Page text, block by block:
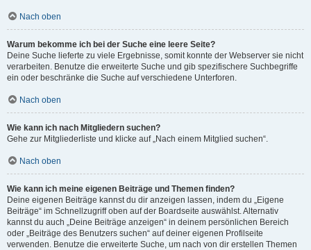
Nach oben
Warum bekomme ich bei der Suche eine leere Seite?
Deine Suche lieferte zu viele Ergebnisse, somit konnte der Webserver sie nicht
verarbeiten. Benutze die erweiterte Suche und gib spezifischere Suchbegriffe
ein oder beschränke die Suche auf verschiedene Unterforen.
Nach oben
Wie kann ich nach Mitgliedern suchen?
Gehe zur Mitgliederliste und klicke auf „Nach einem Mitglied suchen“.
Nach oben
Wie kann ich meine eigenen Beiträge und Themen finden?
Deine eigenen Beiträge kannst du dir anzeigen lassen, indem du „Eigene
Beiträge“ im Schnellzugriff oben auf der Boardseite auswählst. Alternativ
kannst du auch „Deine Beiträge anzeigen“ in deinem persönlichen Bereich
oder „Beiträge des Benutzers suchen“ auf deiner eigenen Profilseite
verwenden. Benutze die erweiterte Suche, um nach von dir erstellen Themen